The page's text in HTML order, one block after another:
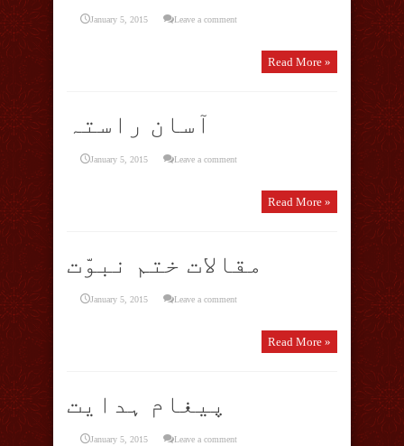
January 5, 2015 Leave a comment
Read More »
آسان راستہ
January 5, 2015 Leave a comment
Read More »
مقالات ختم نبوّت
January 5, 2015 Leave a comment
Read More »
پیغام ہدایت
January 5, 2015 Leave a comment